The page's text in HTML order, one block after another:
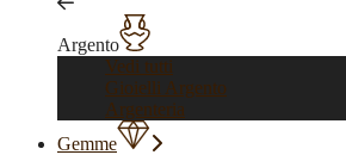
Argento
Vedi tutti
Gioielli Argento
Argenteria
Gemme